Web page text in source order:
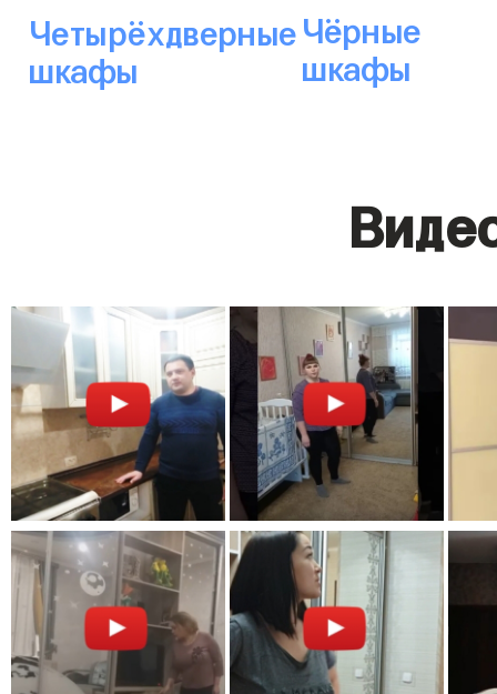
Четырёхдверные
шкафы
Чёрные
шкафы